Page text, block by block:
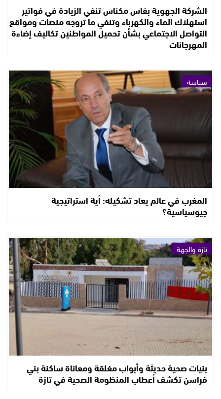
الشركة الجهوية بفاس مكناس تنفي الزيادة في فواتير
استهلاك الماء والكهرباء وتنفي ما تروجه منصات ومواقع
التواصل الاجتماعي بشأن تحميل المواطنين تكاليف إضاءة
المهرجانات
سياسة
المغرب في عالم يعاد تشكيله: أية استراتيجية
جيوسياسية؟
تازة والجهة
بنيات صحية حديثة وأبواب مغلقة ومعاناة ساكنة بني
فراسن تكشف أعطاب المنظومة الصحية في تازة